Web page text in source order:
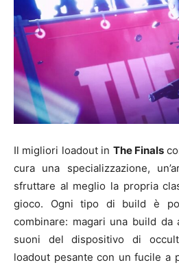
Il migliori loadout in The Finals
cura una specializzazione,
sfruttare al meglio la propria
gioco. Ogni tipo di build è
combinare: magari una build da
suoni del dispositivo di
loadout pesante con un fucile a